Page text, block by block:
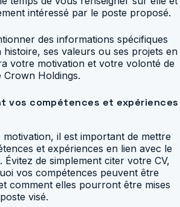
intéressé par le poste proposé.
des informations spécifiques
histoire, ses valeurs ou ses projets en
votre motivation et votre volonté de
Crown Holdings.
vos compétences et expériences
il est important de mettre
et expériences en lien avec le
Évitez de simplement citer votre CV,
vos compétences peuvent être
comment elles pourront être mises
visé.